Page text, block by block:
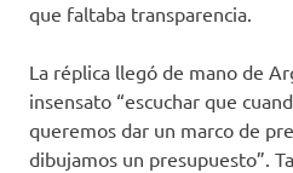
que faltaba transparencia.
La réplica llegó de mano de
insensato “escuchar que
queremos dar un marco de
dibujamos un presupuesto”.